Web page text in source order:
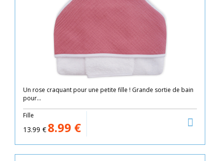
Un rose craquant pour une petite fille ! Grande sortie de bain
pour...
Fille
13.99 € 8.99 €